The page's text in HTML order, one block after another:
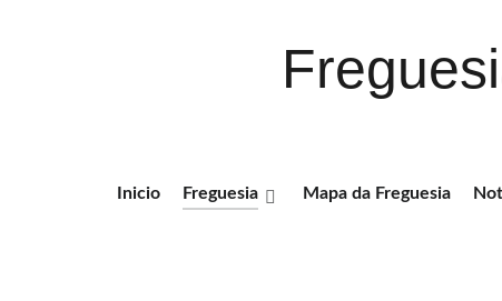
Inicio Freguesia Mapa da Freguesia